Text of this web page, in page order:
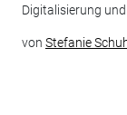
Digitalisierung
von Stefanie